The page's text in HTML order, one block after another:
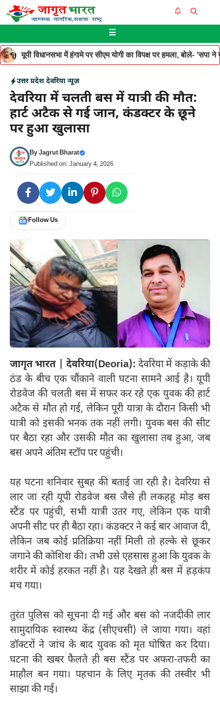
Skip
to
☰
यूपी विधानसभा में हंगामे पर सीएम योगी का विपक्ष पर हमला, बोले- ‘सपा ने
उत्तर प्रदेश देवरिया न्यूज़
देवरिया में चलती बस में यात्री की मौत:
हार्ट अटैक से गई जान, कंडक्टर के छूने
पर हुआ खुलासा
ByJagrut Bharat
Published on: January 4, 2026
Follow Us
जागृत भारत | देवरिया(Deoria): देवरिया में कड़ाके की
ठंड के बीच एक चौंकाने वाली घटना सामने आई है। यूपी
रोडवेज की चलती बस में सफर कर रहे एक युवक की हार्ट
अटैक से मौत हो गई, लेकिन पूरी यात्रा के दौरान किसी भी
यात्री को इसकी भनक तक नहीं लगी। युवक बस की सीट
पर बैठा रहा और उसकी मौत का खुलासा तब हुआ, जब
बस अपने अंतिम स्टॉप पर पहुंची।
यह घटना शनिवार सुबह की बताई जा रही है। देवरिया से
लार जा रही यूपी रोडवेज बस जैसे ही लकहहू मोड़ बस
स्टैंड पर पहुंची, सभी यात्री उतर गए, लेकिन एक यात्री
अपनी सीट पर ही बैठा रहा। कंडक्टर ने कई बार आवाज दी,
लेकिन जब कोई प्रतिक्रिया नहीं मिली तो हल्के से छूकर
जगाने की कोशिश की। तभी उसे एहसास हुआ कि युवक के
शरीर में कोई हरकत नहीं है। यह देखते ही बस में हड़कंप
मच गया।
तुरंत पुलिस को सूचना दी गई और बस को नजदीकी लार
सामुदायिक स्वास्थ्य केंद्र (सीएचसी) ले जाया गया। वहां
डॉक्टरों ने जांच के बाद युवक को मृत घोषित कर दिया।
घटना की खबर फैलते ही बस स्टैंड पर अफरा-तफरी का
माहौल बन गया। पहचान के लिए मृतक की तस्वीर भी
साझा की गई।